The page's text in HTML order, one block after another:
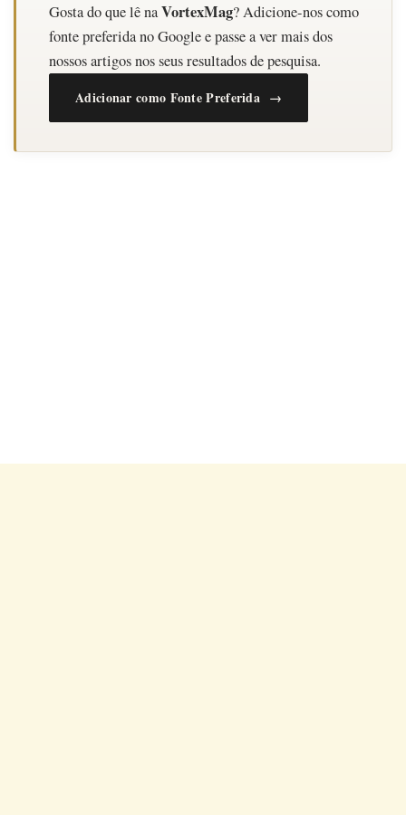
Gosta do que lê naVortexMag? Adicione-nos como
fonte preferida no Google e passe a ver mais dos
nossos artigos nos seus resultados de pesquisa.
Adicionar como Fonte Preferida →